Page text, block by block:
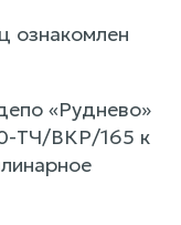
ознакомлен
«Руднево»
ТЧ/ВКР/165 к